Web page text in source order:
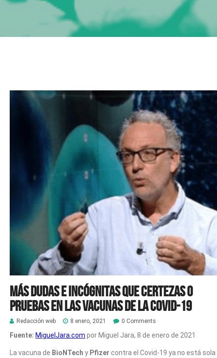
Más dudas e incógnitas que certezas o
pruebas en las vacunas de la Covid-19
Redacción web 8 enero, 2021 0 Comments
Fuente: MiguelJara.com por Miguel Jara, 8 de enero de 2021
La vacuna de BioNTech y Pfizer contra el Covid-19 ya no está sola